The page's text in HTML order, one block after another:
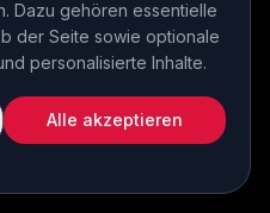
Dazu gehören essentielle
der Seite sowie optionale
personalisierte Inhalte.
Alle akzeptieren